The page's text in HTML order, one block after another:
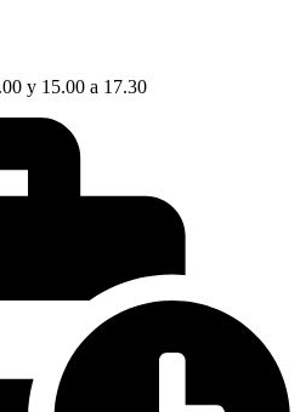
y 15.00 a 17.30